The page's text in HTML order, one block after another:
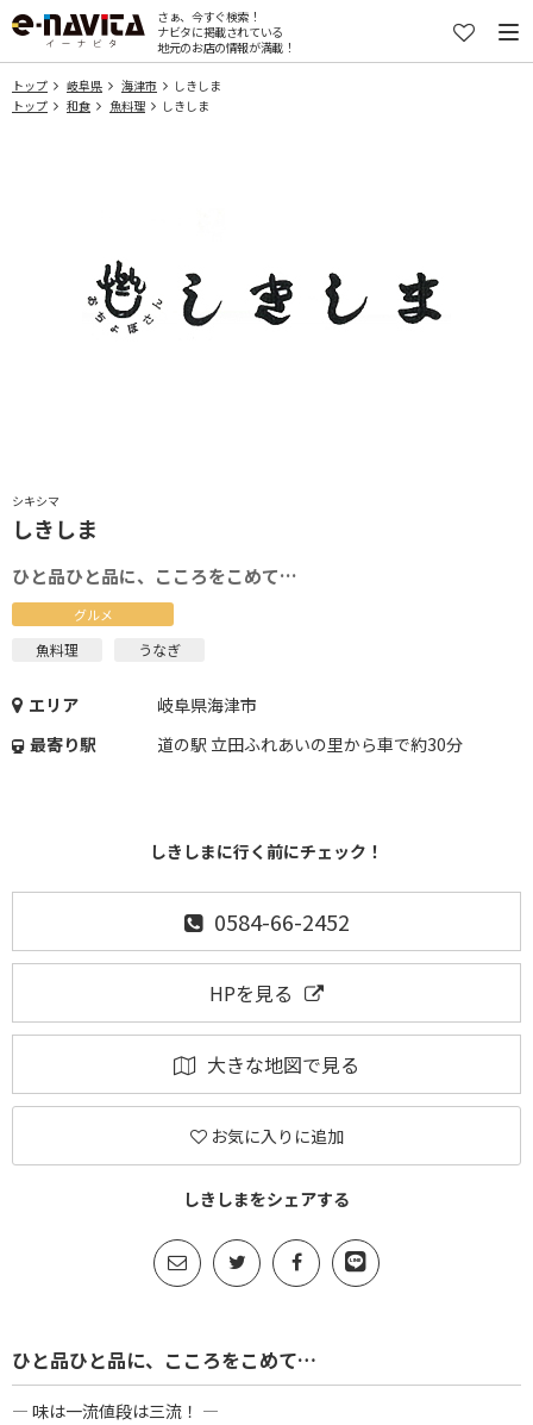
さぁ、今すぐ検索！
ナビタに掲載されている
地元のお店の情報が満載！
トップ 岐阜県 海津市
しきしま
トップ
和食 魚料理 しきしま
シキシマ
しきしま
ひと品ひと品に、こころをこめて…
グルメ
魚料理 うなぎ
エリア
岐阜県海津市
最寄り駅
道の駅 立田ふれあいの里から車で約30分
しきしまに行く前にチェック！
0584-66-2452
HPを見る
大きな地図で見る
お気に入りに追加
しきしまをシェアする
ひと品ひと品に、こころをこめて…
― 味は一流値段は三流！ ―